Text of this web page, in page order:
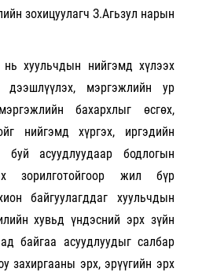
зохицуулагч З.Агьзул нарын
хуульчдын нийгэмд хүлээх
дээшлүүлэх, мэргэжлийн ур
бахархлыг өсгөх,
нийгэмд хүргэх, иргэдийн
асуудлуудаар бодлогын
зорилготойгоор жил бүр
байгуулагддаг хуульчдын
хувьд үндэсний эрх зүйн
байгаа асуудлуудыг салбар
захиргааны эрх, эрүүгийн эрх